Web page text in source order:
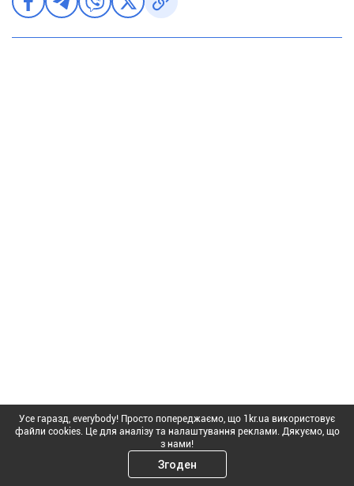
Усе гаразд, everybody! Просто попереджаємо, що 1kr.ua використовує
файли cookies. Це для аналізу та налаштування реклами. Дякуємо, що
з нами!
Згоден